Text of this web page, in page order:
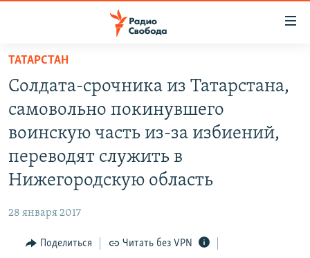
упрощенного
доступа
основному
содержанию
Вернутся
главной
навигации
Вернутся
ПОДКАСТЫ
МНЕНИЯ
IDEL.РЕАЛИИ
КАВКАЗ.РЕАЛИИ
ТАТАРСТАН
Солдата-срочника из Татарстана,
самовольно покинувшего
воинскую часть из-за избиений,
переводят служить в
Нижегородскую область
28 января 2017
Поделиться Читать без VPN